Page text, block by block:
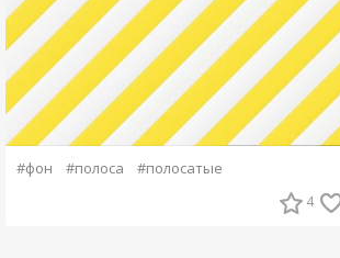
#фон #полоса #полосатые
4